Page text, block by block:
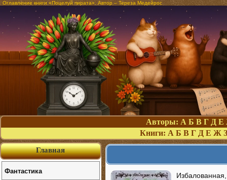
Оглавление книги «Поцелуй пирата». Автор – Тереза Медейрос
Авторы: А Б В Г Д Е
Книги: А Б В Г Д Е Ж З
Главная
Фантастика